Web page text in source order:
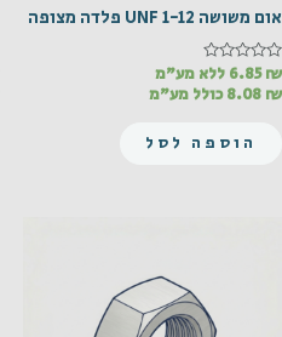
אום משושה UNF 1-12 פלדה מצופה
דורג
מתוך
6.85₪
ללא מע"מ
8.08 ₪ כולל מע"מ
הוספה לסל